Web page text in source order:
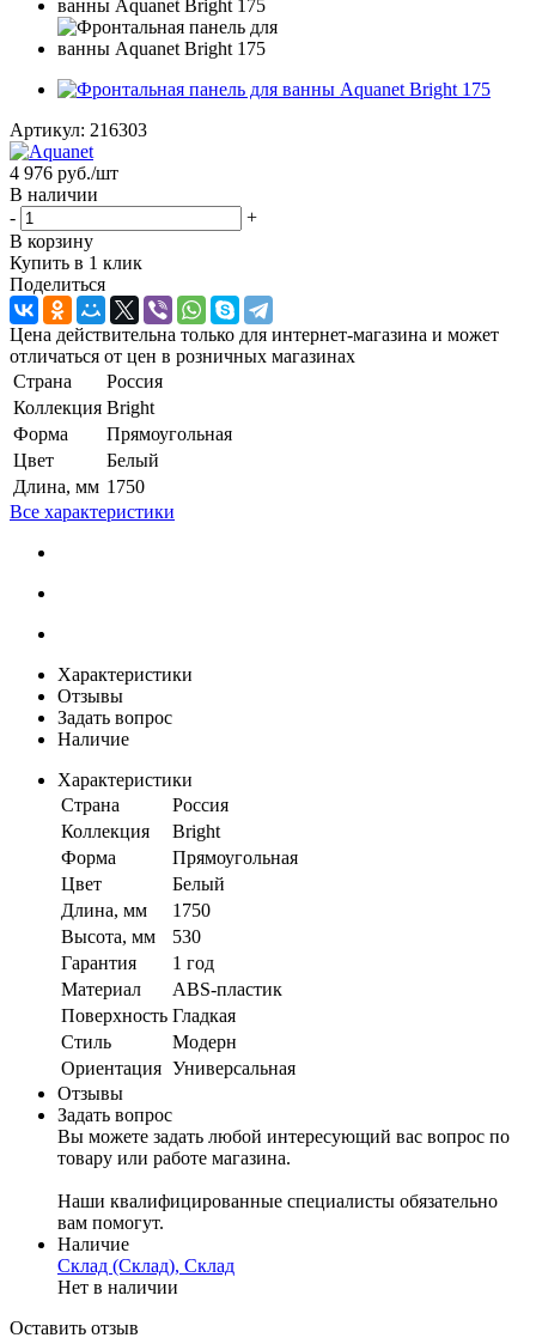
Артикул: 216303
4 976 руб./шт
В наличии
-
+
В корзину
Купить в 1 клик
Поделиться
Цена действительна только для интернет-магазина и может
отличаться от цен в розничных магазинах
Страна
Россия
Коллекция Bright
Форма
Прямоугольная
Цвет
Белый
Длина, мм 1750
Все характеристики
Характеристики
Отзывы
Задать вопрос
Наличие
Характеристики
Страна
Россия
Коллекция
Bright
Форма
Прямоугольная
Цвет
Белый
Длина, мм
1750
Высота, мм
530
Гарантия
1 год
Материал
ABS-пластик
Поверхность Гладкая
Стиль
Модерн
Ориентация Универсальная
Отзывы
Задать вопрос
Вы можете задать любой интересующий вас вопрос по
товару или работе магазина.
Наши квалифицированные специалисты обязательно
вам помогут.
Наличие
Склад (Склад), Склад
Нет в наличии
Оставить отзыв